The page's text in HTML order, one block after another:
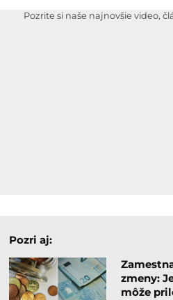
Pozrite si naše najnovšie video,
Pozri aj:
zmeny:
môže